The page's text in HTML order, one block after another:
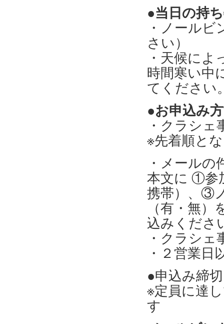
●当日の持
・ノール
さい）
・天候に
時間寒い中
てください
●お申込み
・クラシ
※先着順と
・メールの
本文に ①参
携帯）、③
（有・無
込みくださ
・クラシェ
・２営業
●申込み締
※定員に達
す